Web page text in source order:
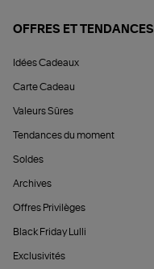
OFFRES ET TENDANCES
Idées Cadeaux
Carte Cadeau
Valeurs Sûres
Tendances du moment
Soldes
Archives
Offres Privilèges
Black Friday Lulli
Exclusivités